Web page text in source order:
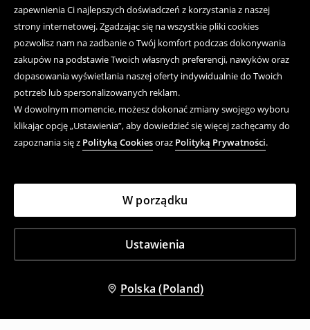
zapewnienia Ci najlepszych doświadczeń z korzystania z naszej
strony internetowej. Zgadzając się na wszystkie pliki cookies
pozwolisz nam na zadbanie o Twój komfort podczas dokonywania
zakupów na podstawie Twoich własnych preferencji, nawyków oraz
dopasowania wyświetlania naszej oferty indywidualnie do Twoich
potrzeb lub spersonalizowanych reklam.
W dowolnym momencie, możesz dokonać zmiany swojego wyboru
klikając opcję „Ustawienia”, aby dowiedzieć się więcej zachęcamy do
zapoznania się z Polityką Cookiesoraz Polityką Prywatności.
Ustawienia
W porządku
Polska (Poland)